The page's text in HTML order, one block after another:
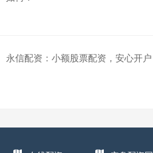
永信配资：小额股票配资，安心开户